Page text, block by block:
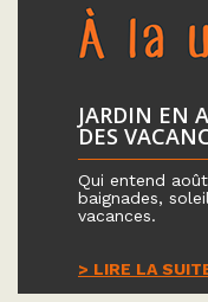
JARDIN EN
DES
Qui entend
baignades,
vacances.
> LIRE LA